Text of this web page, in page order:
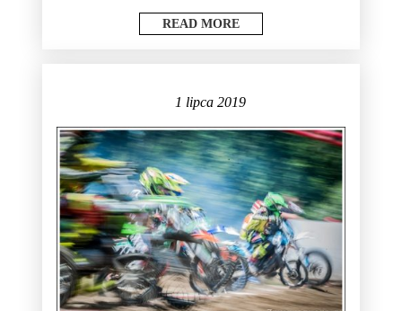
READ MORE
1 lipca 2019